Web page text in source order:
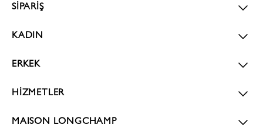
SİPARİŞ
KADIN
ERKEK
HİZMETLER
MAISON LONGCHAMP